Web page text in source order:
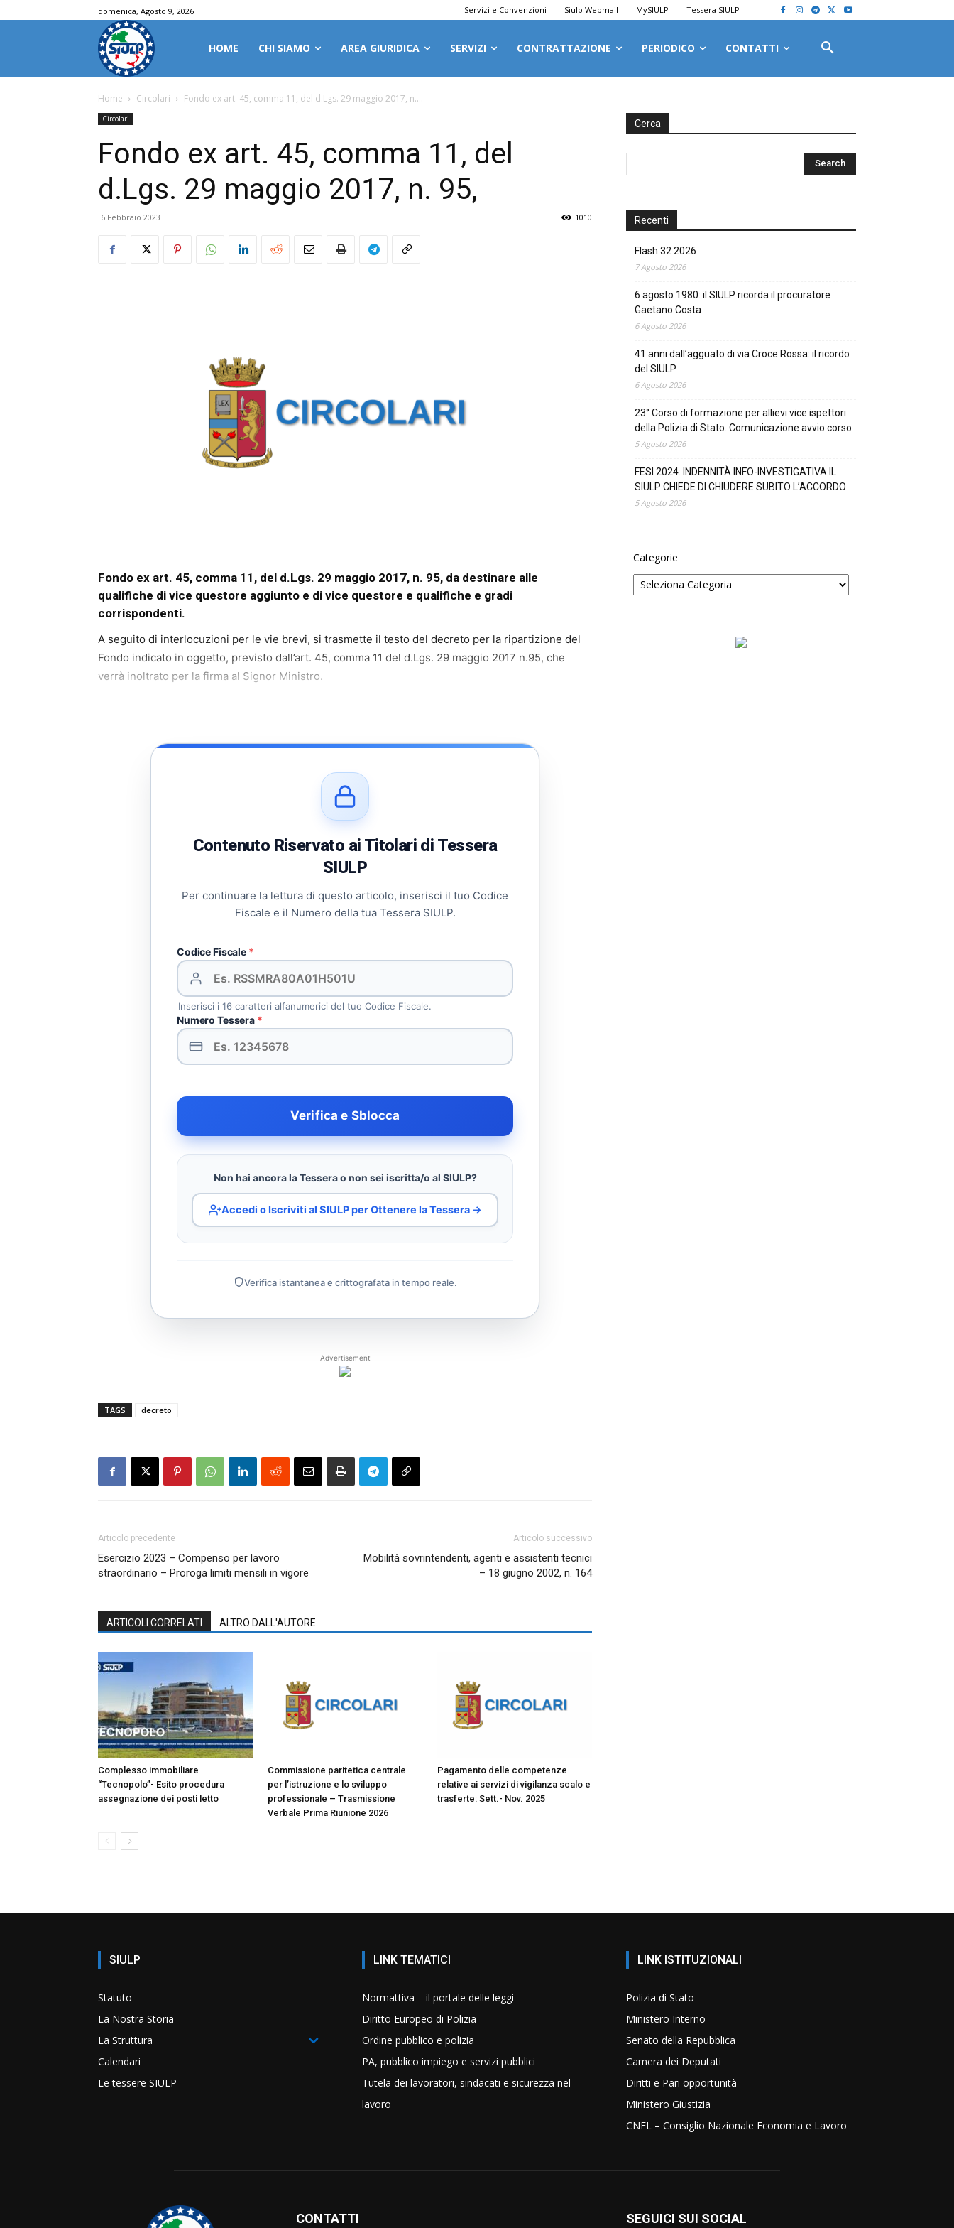
domenica, Agosto 9, 2026 Servizi e Convenzioni Siulp Webmail MySIULP Tessera SIULP
HOME CHI SIAMO AREA GIURIDICA SERVIZI CONTRATTAZIONE PERIODICO CONTATTI
Home Circolari Fondo ex art. 45, comma 11, del d.Lgs. 29 maggio 2017, n....
Circolari
Fondo ex art. 45, comma 11, del
d.Lgs. 29 maggio 2017, n. 95,
6 Febbraio 2023 1010
Fondo ex art. 45, comma 11, del d.Lgs. 29 maggio 2017, n. 95, da destinare alle
qualifiche di vice questore aggiunto e di vice questore e qualifiche e gradi
corrispondenti.
A seguito di interlocuzioni per le vie brevi, si trasmette il testo del decreto per la ripartizione del
Fondo indicato in oggetto, previsto dall’art. 45, comma 11 del d.Lgs. 29 maggio 2017 n.95, che
verrà inoltrato per la firma al Signor Ministro.
Contenuto Riservato ai Titolari di Tessera
SIULP
Per continuare la lettura di questo articolo, inserisci il tuo Codice
Fiscale e il Numero della tua Tessera SIULP.
Codice Fiscale *
Inserisci i 16 caratteri alfanumerici del tuo Codice Fiscale.
Numero Tessera *
Verifica e Sblocca
Non hai ancora la Tessera o non sei iscritta/o al SIULP?
Accedi o Iscriviti al SIULP per Ottenere la Tessera →
Verifica istantanea e crittografata in tempo reale.
Advertisement
TAGS decreto
Articolo precedente
Esercizio 2023 – Compenso per lavoro
straordinario – Proroga limiti mensili in vigore
Articolo successivo
Mobilità sovrintendenti, agenti e assistenti tecnici
– 18 giugno 2002, n. 164
ARTICOLI CORRELATI ALTRO DALL'AUTORE
Complesso immobiliare
“Tecnopolo”- Esito procedura
assegnazione dei posti letto
Commissione paritetica centrale
per l’istruzione e lo sviluppo
professionale – Trasmissione
Verbale Prima Riunione 2026
Pagamento delle competenze
relative ai servizi di vigilanza scalo e
trasferte: Sett.- Nov. 2025
Cerca
Recenti
Flash 32 2026
7 Agosto 2026
6 agosto 1980: il SIULP ricorda il procuratore
Gaetano Costa
6 Agosto 2026
41 anni dall’agguato di via Croce Rossa: il ricordo
del SIULP
6 Agosto 2026
23° Corso di formazione per allievi vice ispettori
della Polizia di Stato. Comunicazione avvio corso
5 Agosto 2026
FESI 2024: INDENNITÀ INFO-INVESTIGATIVA IL
SIULP CHIEDE DI CHIUDERE SUBITO L’ACCORDO
5 Agosto 2026
Categorie
SIULP
Statuto
La Nostra Storia
La Struttura
Calendari
Le tessere SIULP
LINK TEMATICI
Normattiva – il portale delle leggi
Diritto Europeo di Polizia
Ordine pubblico e polizia
PA, pubblico impiego e servizi pubblici
Tutela dei lavoratori, sindacati e sicurezza nel
lavoro
LINK ISTITUZIONALI
Polizia di Stato
Ministero Interno
Senato della Repubblica
Camera dei Deputati
Diritti e Pari opportunità
Ministero Giustizia
CNEL – Consiglio Nazionale Economia e Lavoro
CONTATTI SEGUICI SUI SOCIAL